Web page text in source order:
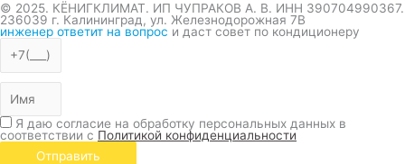
© 2025. КЁНИГКЛИМАТ. ИП ЧУПРАКОВ А. В. ИНН 390704990367.
236039 г. Калининград, ул. Железнодорожная 7В
инженер ответит на вопрос и даст совет по кондиционеру
Я даю согласие на обработку персональных данных в
соответствии с Политикой конфиденциальности
Отправить